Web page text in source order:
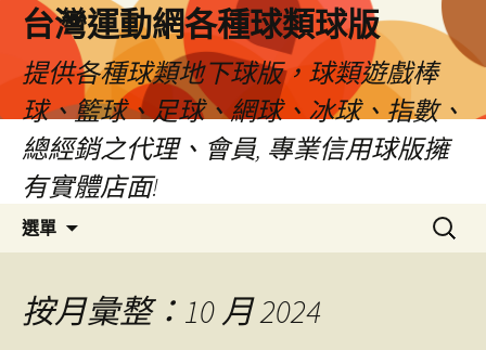
台灣運動網各種球類球版
提供各種球類地下球版，球類遊戲棒
球、籃球、足球、網球、冰球、指數、
總經銷之代理、會員, 專業信用球版擁
有實體店面!
選單
容
區
搜
尋
按月彙整：10 月 2024